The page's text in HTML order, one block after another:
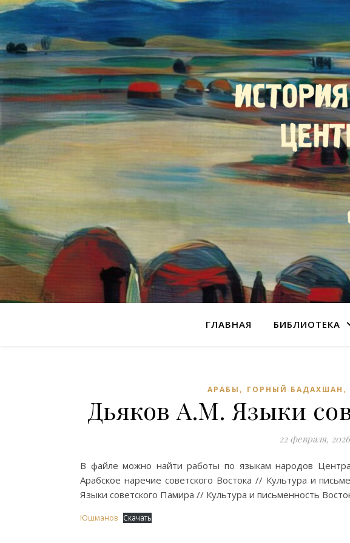
ГЛАВНАЯ БИБЛИОТЕКА
АРАБЫ , ГОРНЫЙ БАДАХШАН ,
Дьяков А.М. Языки
22 февраля, 2026
В файле можно найти работы по языкам народов
Арабское наречие советского Востока // Культура и
Языки советского Памира // Культура и письменность
Юшманов Скачать